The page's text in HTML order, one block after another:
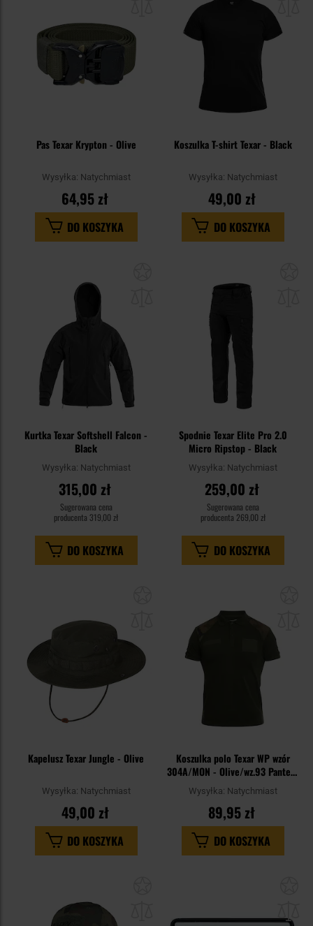
schowka
Pas Texar Krypton - Olive
Wysyłka: Natychmiast
64,95 zł
DO KOSZYKA
Koszulka T-shirt Texar - Black
Wysyłka: Natychmiast
49,00 zł
DO KOSZYKA
Kurtka Texar Softshell Falcon -
Black
Wysyłka: Natychmiast
315,00 zł
Sugerowana cena
producenta 319,00 zł
DO KOSZYKA
Spodnie Texar Elite Pro 2.0
Micro Ripstop - Black
Wysyłka: Natychmiast
259,00 zł
Sugerowana cena
producenta 269,00 zł
DO KOSZYKA
schowka
Kapelusz Texar Jungle - Olive
Wysyłka: Natychmiast
49,00 zł
DO KOSZYKA
Koszulka polo Texar WP wzór
304A/MON - Olive/wz.93 Pantera
PL Woodland
Wysyłka: Natychmiast
89,95 zł
DO KOSZYKA
schowka